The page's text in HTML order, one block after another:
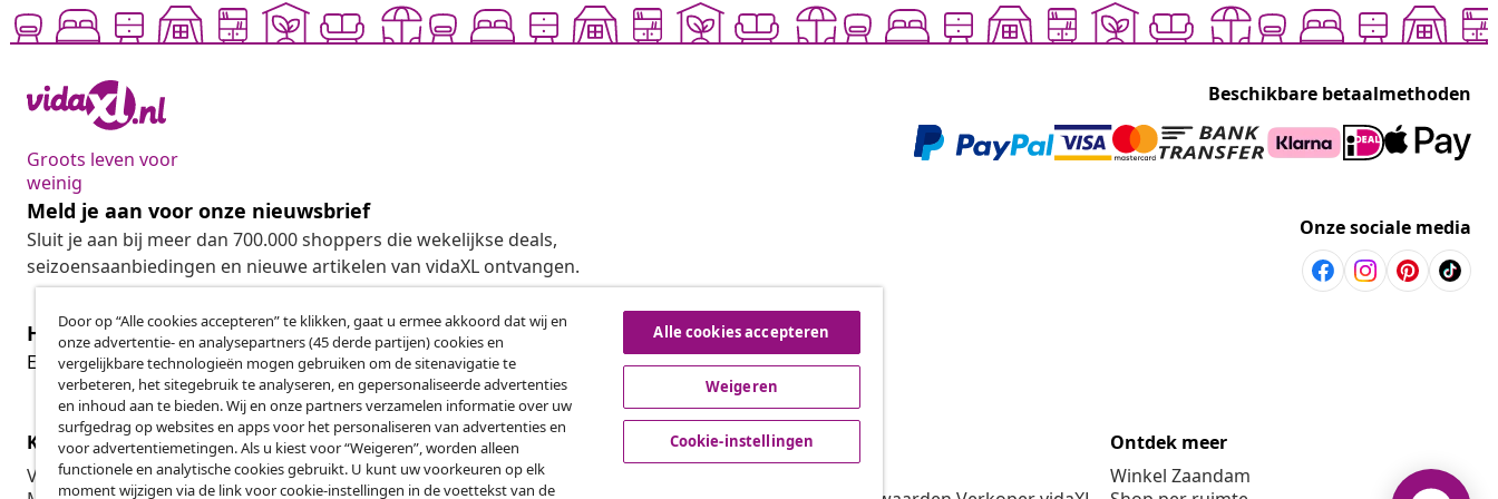
Groots leven voor
weinig
Beschikbare betaalmethoden
Meld je aan voor onze nieuwsbrief
Sluit je aan bij meer dan 700.000 shoppers die wekelijkse deals,
seizoensaanbiedingen en nieuwe artikelen van vidaXL ontvangen.
Onze sociale media
Herroeping van de overeenkomst
Een annulering voor je bestelling indienen
Herroeping van de overeenkomst
Klantenservice
Volg je bestelling
Zakelijk
Affiliateprogramma
vidaXL
Ontdek meer
Winkel Zaandam
Door op “Alle cookies accepteren” te klikken, gaat u ermee akkoord dat wij en
onze advertentie- en analysepartners (45 derde partijen) cookies en
vergelijkbare technologieën mogen gebruiken om de sitenavigatie te
verbeteren, het sitegebruik te analyseren, en gepersonaliseerde advertenties
en inhoud aan te bieden. Wij en onze partners verzamelen informatie over uw
surfgedrag op websites en apps voor het personaliseren van advertenties en
voor advertentiemetingen. Als u kiest voor “Weigeren”, worden alleen
functionele en analytische cookies gebruikt. U kunt uw voorkeuren op elk
moment wijzigen via de link voor cookie-instellingen in de voettekst van de
Alle cookies accepteren
Weigeren
Cookie-instellingen